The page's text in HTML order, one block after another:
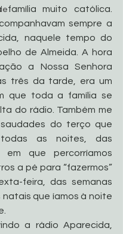
família muito católica.
sempre a
naquele tempo do
de Almeida. A hora
a Nossa Senhora
três da tarde, era um
que toda a família se
do rádio. Também me
saudades do terço que
todas as noites, das
em que percorríamos
a pé para “fazermos”
feira, das semanas
que íamos à noite
a rádio Aparecida,